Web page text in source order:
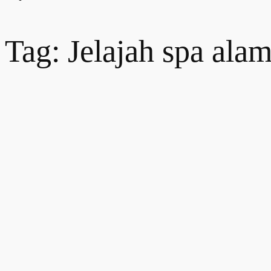
Tag: Jelajah spa